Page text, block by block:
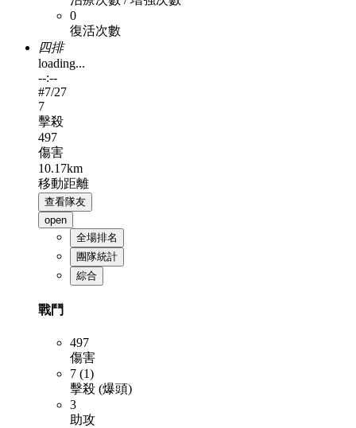
0
復活次數
四排
loading...
--:--
#7/27
7
擊殺
497
傷害
10.17km
移動距離
查看隊友
open
全場排名
團隊統計
綜合
戰鬥
497
傷害
7 (1)
擊殺 (爆頭)
3
助攻